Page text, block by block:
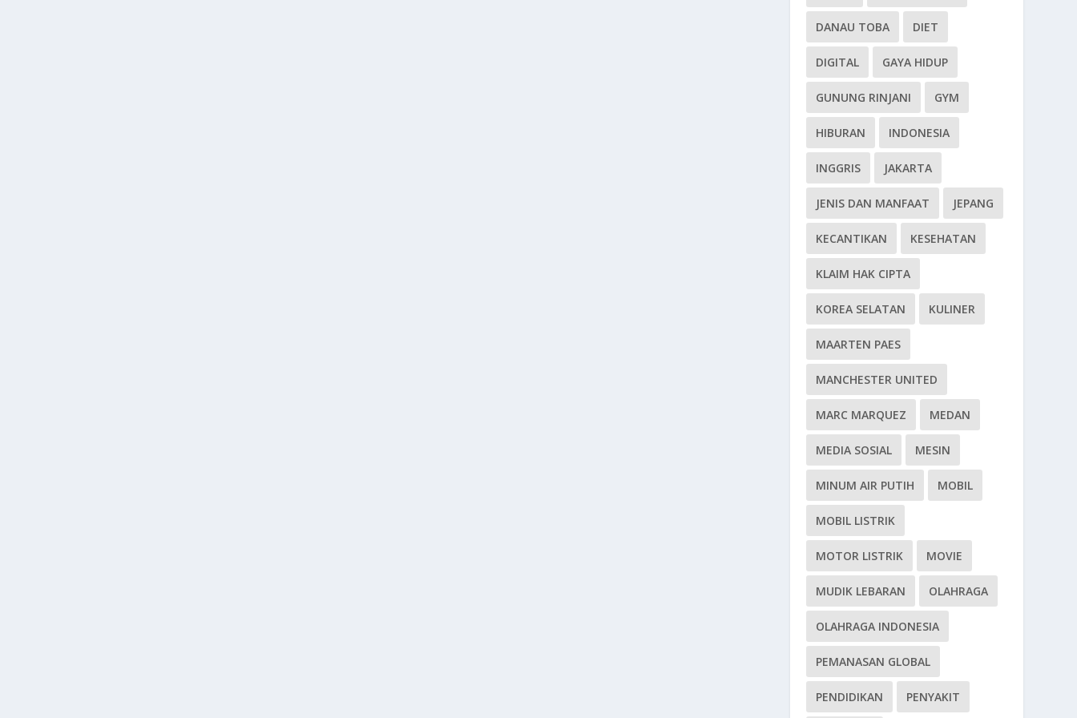
DANAU TOBA DIET
DIGITAL GAYA HIDUP
GUNUNG RINJANI GYM
HIBURAN INDONESIA
INGGRIS JAKARTA
JENIS DAN MANFAAT JEPANG
KECANTIKAN KESEHATAN
KLAIM HAK CIPTA
KOREA SELATAN KULINER
MAARTEN PAES
MANCHESTER UNITED
MARC MARQUEZ MEDAN
MEDIA SOSIAL MESIN
MINUM AIR PUTIH MOBIL
MOBIL LISTRIK
MOTOR LISTRIK MOVIE
MUDIK LEBARAN OLAHRAGA
OLAHRAGA INDONESIA
PEMANASAN GLOBAL
PENDIDIKAN PENYAKIT